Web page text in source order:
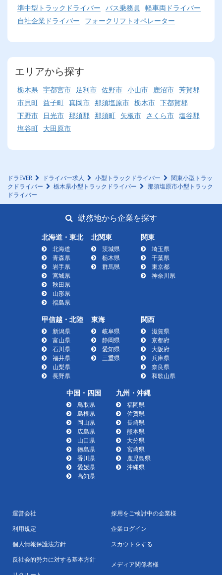
準中型トラックドライバー バス乗務員
軽車両ドライバー
自社企業ドライバー
フォークリフトオペレーター
エリアから探す
栃木県 宇都宮市 足利市 佐野市 小山市 鹿沼市 芳賀郡
市貝町 益子町 真岡市 那須塩原市 栃木市 下都賀郡
下野市
日光市 那須郡 那須町 矢板市 さくら市 塩谷郡
塩谷町 大田原市
ドラEVER ドライバー求人 小型トラックドライバー
関東小型トラッ
クドライバー
栃木県小型トラックドライバー
那須塩原市小型トラック
ドライバー
勤務地から企業を探す
北海道・東北
北海道
青森県
岩手県
宮城県
秋田県
山形県
福島県
北関東
茨城県
栃木県
群馬県
関東
埼玉県
千葉県
東京都
神奈川県
甲信越・北陸
新潟県
富山県
石川県
福井県
山梨県
長野県
東海
岐阜県
静岡県
愛知県
三重県
関西
滋賀県
京都府
大阪府
兵庫県
奈良県
和歌山県
中国・四国
鳥取県
島根県
岡山県
広島県
山口県
徳島県
香川県
愛媛県
高知県
九州・沖縄
福岡県
佐賀県
長崎県
熊本県
大分県
宮崎県
鹿児島県
沖縄県
運営会社
利用規定
個人情報保護法方針
反社会的勢力に対する基本方針
採用をご検討中の企業様
企業ログイン
スカウトをする
メディア関係者様